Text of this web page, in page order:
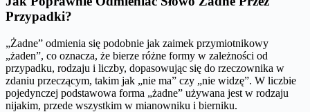
Przypadki?
„Żadne” odmienia się podobnie jak zaimek przymiotnikowy
„żaden”, co oznacza, że bierze różne formy w zależności od
przypadku, rodzaju i liczby, dopasowując się do rzeczownika w
zdaniu przeczącym, takim jak „nie ma” czy „nie widzę”. W liczbie
pojedynczej podstawowa forma „żadne” używana jest w rodzaju
nijakim, przede wszystkim w mianowniku i bierniku.